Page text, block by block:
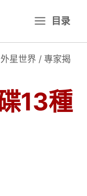
目录
外星世界 / 專家揭
13種